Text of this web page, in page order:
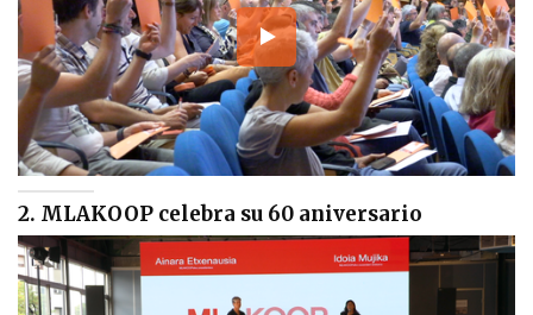
2. MLAKOOP celebra su 60 aniversario